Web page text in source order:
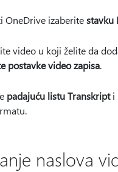
OneDrive izaberitestavku
video u koji želite da
postavke video zapisa.
padajuću listu Transkripti
naslova